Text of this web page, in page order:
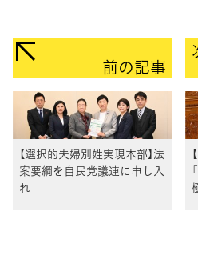
前の記事
【選択的夫婦別姓実現本部】法
案要綱を自民党議連に申し入
れ